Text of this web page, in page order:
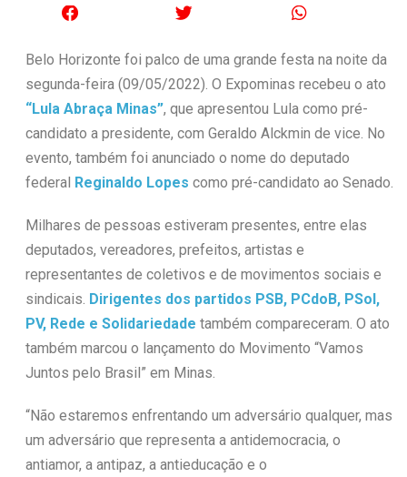
Belo Horizonte foi palco de uma grande festa na noite da
segunda-feira (09/05/2022). O Expominas recebeu o ato
“Lula Abraça Minas”, que apresentou Lula como pré-
candidato a presidente, com Geraldo Alckmin de vice. No
evento, também foi anunciado o nome do deputado
federal Reginaldo Lopes como pré-candidato ao Senado.
Milhares de pessoas estiveram presentes, entre elas
deputados, vereadores, prefeitos, artistas e
representantes de coletivos e de movimentos sociais e
sindicais. Dirigentes dos partidos PSB, PCdoB, PSol,
PV, Rede e Solidariedade também compareceram. O ato
também marcou o lançamento do Movimento “Vamos
Juntos pelo Brasil” em Minas.
“Não estaremos enfrentando um adversário qualquer, mas
um adversário que representa a antidemocracia, o
antiamor, a antipaz, a antieducação e o